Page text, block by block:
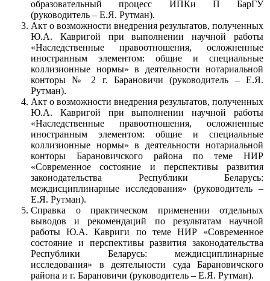
образовательный процесс ИПКи П БарГУ
(руководитель – Е.Я. Рутман).
Акт о возможности внедрения результатов, полученных
Ю.А. Кавригой при выполнении научной работы
«Наследственные правоотношения, осложненные
иностранным элементом: общие и специальные
коллизионные нормы» в деятельности нотариальной
конторы № 2 г. Барановичи (руководитель – Е.Я.
Рутман).
Акт о возможности внедрения результатов, полученных
Ю.А. Кавригой при выполнении научной работы
«Наследственные правоотношения, осложненные
иностранным элементом: общие и специальные
коллизионные нормы» в деятельности нотариальной
конторы Барановичского района по теме НИР
«Современное состояние и перспективы развития
законодательства Республики Беларусь:
междисциплинарные исследования» (руководитель –
Е.Я. Рутман).
Справка о практическом применении отдельных
выводов и рекомендаций по результатам научной
работы Ю.А. Кавриги по теме НИР «Современное
состояние и перспективы развития законодательства
Республики Беларусь: междисциплинарные
исследования» в деятельности суда Барановичского
района и г. Барановичи (руководитель – Е.Я. Рутман).